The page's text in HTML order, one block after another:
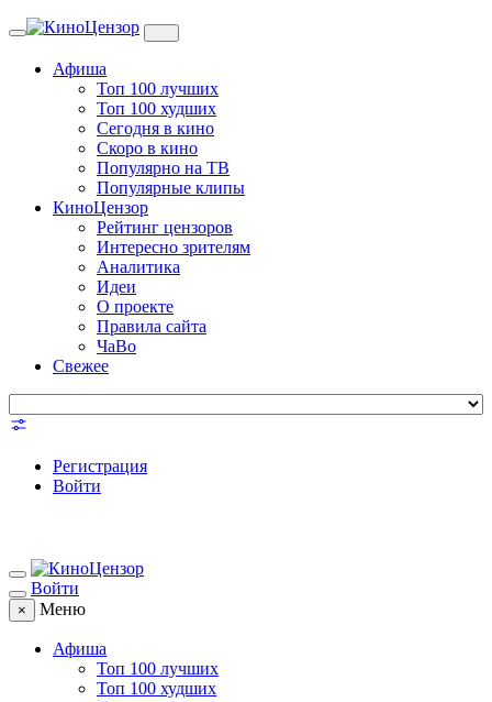
Toggle
Афиша
Топ 100 лучших
Топ 100 худших
Сегодня в кино
Скоро в кино
Популярно на ТВ
Популярные клипы
КиноЦензор
Рейтинг цензоров
Интересно зрителям
Аналитика
Идеи
О проекте
Правила сайта
ЧаВо
Свежее
Регистрация
Войти
Войти
× Меню
Афиша
Топ 100 лучших
Топ 100 худших